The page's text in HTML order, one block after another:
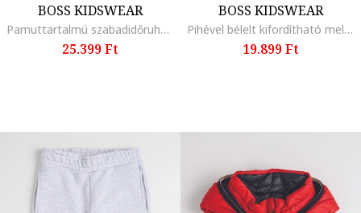
BOSS KIDSWEAR
Pamuttartalmú szabadidőruha logóval, Bézs
25.399 Ft
BOSS KIDSWEAR
Pihével bélelt kifordítható mellény, Pasztellkék
19.899 Ft